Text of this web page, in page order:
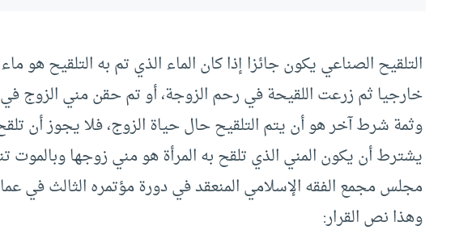
التلقيح الصناعي يكون جائزا إذا كان الماء الذي تم به التلقيح هو
خارجيا ثم زرعت اللقيحة في رحم الزوجة، أو تم حقن مني الزوج في
وثمة شرط آخر هو أن يتم التلقيح حال حياة الزوج، فلا يجوز أن تلقح
يشترط أن يكون المني الذي تلقح به المرأة هو مني زوجها وبالموت
وهذا نص القرار: